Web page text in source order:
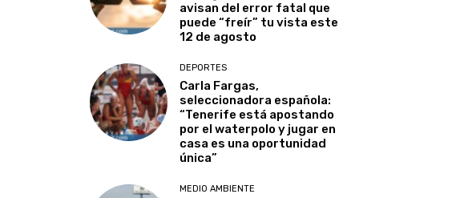
avisan del error fatal que
puede “freír” tu vista este
12 de agosto
DEPORTES
Carla Fargas,
seleccionadora española:
“Tenerife está apostando
por el waterpolo y jugar en
casa es una oportunidad
única”
MEDIO AMBIENTE